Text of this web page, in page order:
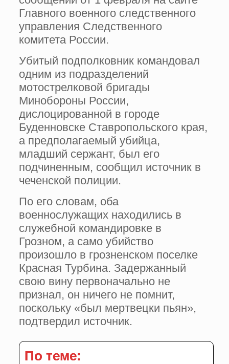
Главного военного следственного
управления Следственного
комитета России.
Убитый подполковник командовал
одним из подразделений
мотострелковой бригады
Минобороны России,
дислоцированной в городе
Буденновске Ставропольского края,
а предполагаемый убийца,
младший сержант, был его
подчиненным, сообщил источник в
чеченской полиции.
По его словам, оба
военнослужащих находились в
служебной командировке в
Грозном, а само убийство
произошло в грозненском поселке
Красная Турбина. Задержанный
свою вину первоначально не
признал, он ничего не помнит,
поскольку «был мертвецки пьян»,
подтвердил источник.
По теме: